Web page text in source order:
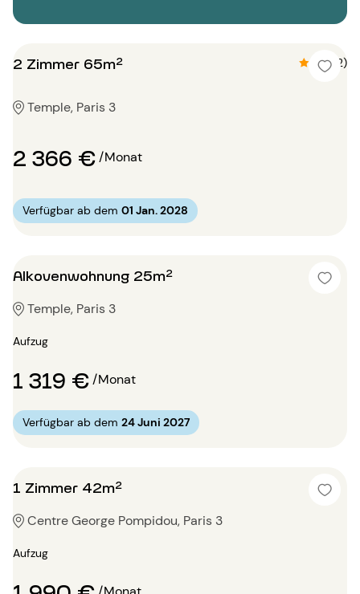
2 Zimmer 65m² 4.5 (2)
Temple, Paris 3
2 366 €/Monat
Verfügbar ab dem 01 Jan. 2028
Alkovenwohnung 25m²
Temple, Paris 3
Aufzug
1 319 €/Monat
Verfügbar ab dem 24 Juni 2027
1 Zimmer 42m²
Centre George Pompidou, Paris 3
Aufzug